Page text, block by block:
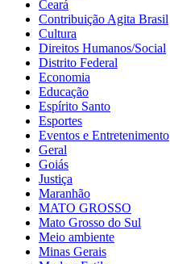
Ceará
Contribuição Agita Brasil
Cultura
Direitos Humanos/Social
Distrito Federal
Economia
Educação
Espírito Santo
Esportes
Eventos e Entretenimento
Geral
Goiás
Justiça
Maranhão
MATO GROSSO
Mato Grosso do Sul
Meio ambiente
Minas Gerais